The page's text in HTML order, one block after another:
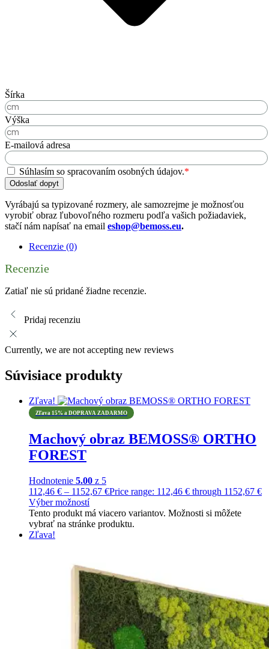
Šírka
Výška
E-mailová adresa
Súhlasím so spracovaním osobných údajov.*
Odoslať dopyt
Vyrábajú sa typizované rozmery, ale samozrejme je možnosťou
vyrobiť obraz ľubovoľného rozmeru podľa vašich požiadaviek,
stačí nám napísať na email eshop@bemoss.eu.
Recenzie (0)
Recenzie
Zatiaľ nie sú pridané žiadne recenzie.
Pridaj recenziu
Currently, we are not accepting new reviews
Súvisiace produkty
Zľava!
Zľava 15% a DOPRAVA ZADARMO
Machový obraz BEMOSS® ORTHO
FOREST
Hodnotenie 5.00 z 5
112,46 € – 1152,67 €Price range: 112,46 € through 1152,67 €
Výber možností
Tento produkt má viacero variantov. Možnosti si môžete
vybrať na stránke produktu.
Zľava!